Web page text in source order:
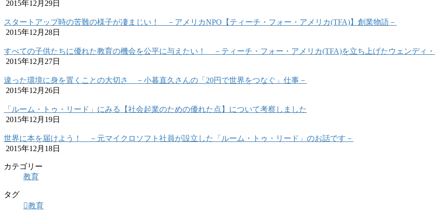
2015年12月29日
スタートアップ時の苦難の様子が凄まじい！ －アメリカNPO【ティーチ・フォー・アメリカ(TFA)】創業物語－
2015年12月28日
すべての子供たちに優れた教育の機会を公平に与えたい！ －ティーチ・フォー・アメリカ(TFA)を立ち上げたウェンディ
2015年12月27日
違った環境に身を置くことの大切さ －小暮直久さんの「20円で世界をつなぐ」仕事－
2015年12月26日
「ルーム・トゥ・リード」にみる【社会起業のための優れた点】について考察しました
2015年12月19日
世界に本を届けよう！ －元マイクロソフト社員が設立した「ルーム・トゥ・リード」のお話です－
2015年12月18日
カテゴリー
教育
タグ
教育